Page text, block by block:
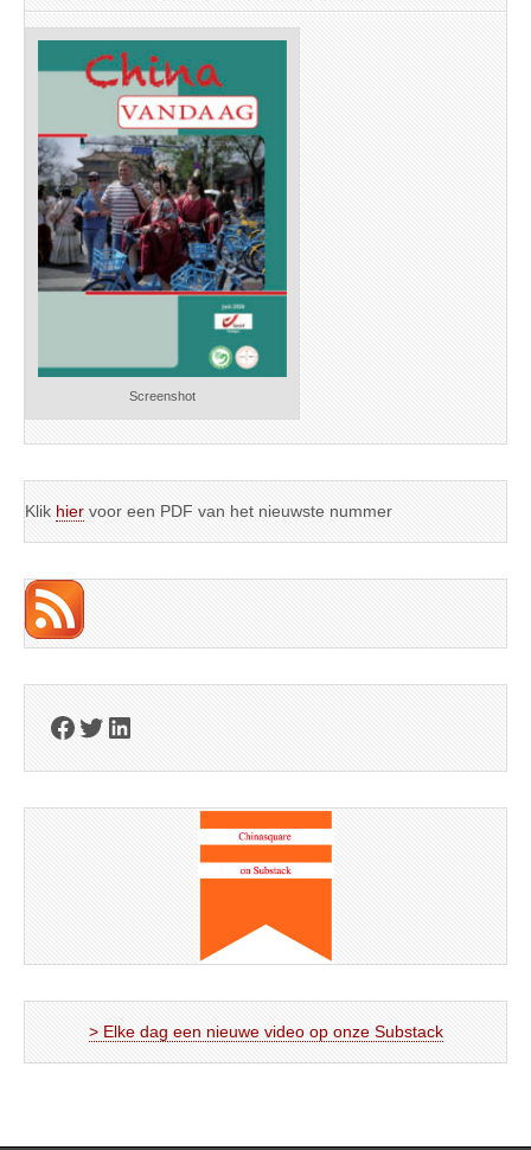
Screenshot
Klik hier voor een PDF van het nieuwste nummer
Facebook
Twitter
LinkedIn
> Elke dag een nieuwe video op onze Substack